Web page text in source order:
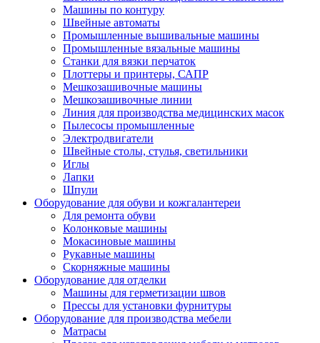
Машины по контуру
Швейные автоматы
Промышленные вышивальные машины
Промышленные вязальные машины
Станки для вязки перчаток
Плоттеры и принтеры, САПР
Мешкозашивочные машины
Мешкозашивочные линии
Линия для производства медицинских масок
Пылесосы промышленные
Электродвигатели
Швейные столы, стулья, светильники
Иглы
Лапки
Шпули
Оборудование для обуви и кожгалантереи
Для ремонта обуви
Колонковые машины
Мокасиновые машины
Рукавные машины
Скорняжные машины
Оборудование для отделки
Машины для герметизации швов
Прессы для установки фурнитуры
Оборудование для производства мебели
Матрасы